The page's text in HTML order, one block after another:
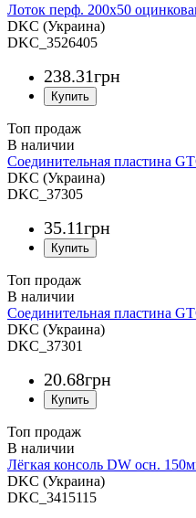
Лоток перф. 200х50
DKC (Украина)
DKC_3526405
238.31грн
Топ продаж
Соединительная пластина
DKC (Украина)
DKC_37305
35.11грн
Топ продаж
Соединительная пластина
DKC (Украина)
DKC_37301
20.68грн
Топ продаж
Лёгкая консоль DW осн.
DKC (Украина)
DKC_3415115